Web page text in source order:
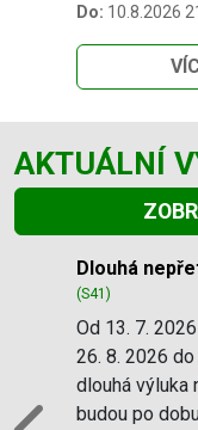
Do: 10.8.2026
AKTUÁLNÍ
Slide 1 of 87
Dlouhá
(S41)
Od 13. 7.
26. 8. 2026
dlouhá výluka
budou po